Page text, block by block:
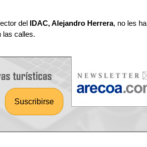
del IDAC, Alejandro Herrera, no les ha
las calles.